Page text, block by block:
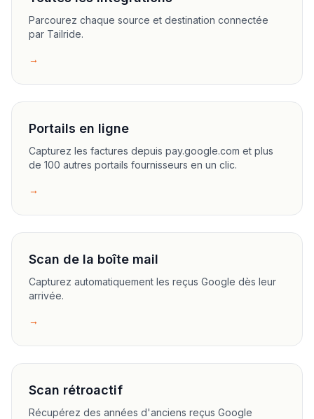
Parcourez chaque source et destination connectée
par Tailride.
→
Portails en ligne
Capturez les factures depuis pay.google.com et plus
de 100 autres portails fournisseurs en un clic.
→
Scan de la boîte mail
Capturez automatiquement les reçus Google dès leur
arrivée.
→
Scan rétroactif
Récupérez des années d'anciens reçus Google